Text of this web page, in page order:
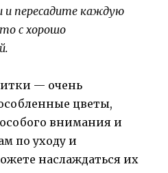
и пересадите каждую
с хорошо
— очень
цветы,
внимания и
по уходу и
наслаждаться их